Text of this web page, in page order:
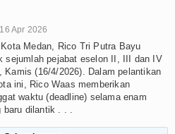
Apr 2026
Medan, Rico Tri Putra Bayu
sejumlah pejabat eselon II, III dan IV
Kamis (16/4/2026). Dalam pelantikan
ini, Rico Waas memberikan
waktu (deadline) selama enam
dilantik . . .